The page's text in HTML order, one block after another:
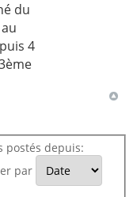
du
4
postés depuis:
par